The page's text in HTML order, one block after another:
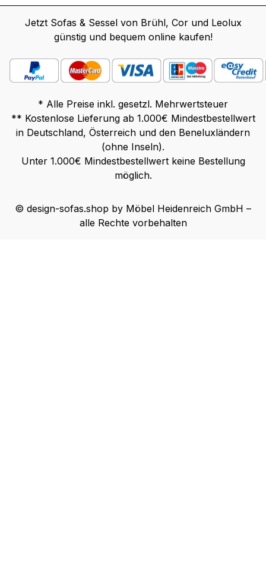
Jetzt Sofas & Sessel von Brühl, Cor und Leolux
günstig und bequem online kaufen!
* Alle Preise inkl. gesetzl. Mehrwertsteuer
** Kostenlose Lieferung ab 1.000€ Mindestbestellwert
in Deutschland, Österreich und den Beneluxländern
(ohne Inseln).
Unter 1.000€ Mindestbestellwert keine Bestellung
möglich.
© design-sofas.shop by Möbel Heidenreich GmbH –
alle Rechte vorbehalten